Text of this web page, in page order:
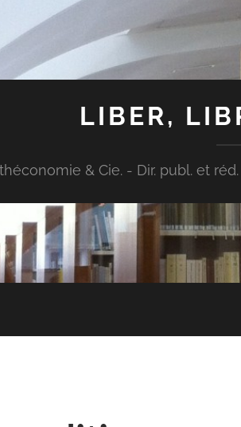
LIBER,
& Cie. - Dir. publ. et